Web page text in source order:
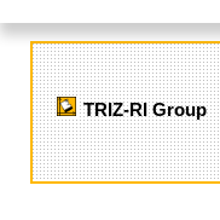
TRIZ-RI Group